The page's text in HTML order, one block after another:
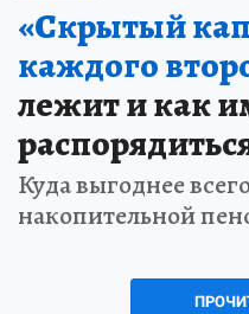
«Скрытый
каждого
лежит и как
Куда выгоднее
накопительной